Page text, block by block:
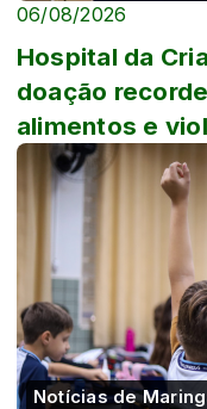
06/08/2026
Hospital da
doação
alimentos e
Sa...
Notícias de